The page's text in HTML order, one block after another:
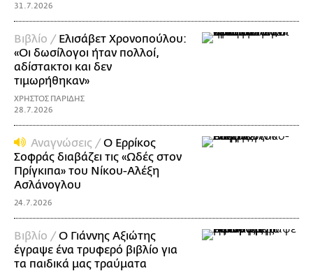
31.7.2026
Βιβλίο / Ελισάβετ Χρονοπούλου:
«Οι δωσίλογοι ήταν πολλοί,
αδίστακτοι και δεν
τιμωρήθηκαν»
ΧΡΗΣΤΟΣ ΠΑΡΙΔΗΣ
28.7.2026
Αναγνώσεις /Ο Ερρίκος
Σοφράς διαβάζει τις «Ωδές στον
Πρίγκιπα» του Νίκoυ-Αλέξη
Ασλάνογλου
24.7.2026
Βιβλίο /Ο Γιάννης Αξιώτης
έγραψε ένα τρυφερό βιβλίο για
τα παιδικά μας τραύματα